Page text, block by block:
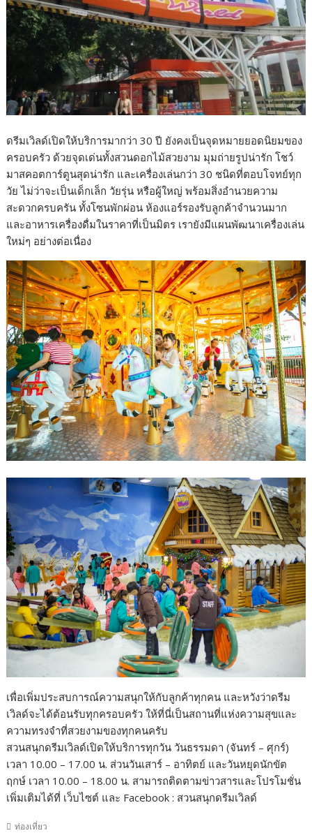
ดรีมเวิลด์เปิดให้บริการมากว่า 30 ปี ยังคงเป็นจุดหมายยอดนิยมของ
ครอบครัว ด้วยจุดเด่นทั้งสวนดอกไม้สวยงาม มุมถ่ายรูปน่ารัก โชว์
มาสคอตการ์ตูนสุดน่ารัก และเครื่องเล่นกว่า 30 ชนิดที่ตอบโจทย์ทุก
วัย ไม่ว่าจะเป็นเด็กเล็ก วัยรุ่น หรือผู้ใหญ่ พร้อมสิ่งอำนวยความ
สะดวกครบครัน ทั้งโซนพักผ่อน ห้องแอร์รองรับลูกค้าจำนวนมาก
และอาหารเครื่องดื่มในราคาที่เป็นมิตร เรายังมีแผนพัฒนาเครื่องเล่น
ใหม่ๆ อย่างต่อเนื่อง
เพื่อเพิ่มประสบการณ์ความสนุกให้กับลูกค้าทุกคน และหวังว่าดรีม
เวิลด์จะได้ต้อนรับทุกครอบครัว ให้ที่นี่เป็นสถานที่แห่งความสุขและ
ความทรงจำที่สวยงามของทุกคนครับ
สวนสนุกดรีมเวิลด์เปิดให้บริการทุกวัน วันธรรมดา (จันทร์ – ศุกร์)
เวลา 10.00 – 17.00 น. ส่วนวันเสาร์ – อาทิตย์ และวันหยุดนักขัต
ฤกษ์ เวลา 10.00 – 18.00 น. สามารถติดตามข่าวสารและโปรโมชั่น
เพิ่มเติมได้ที่ เว็บไซต์ และ Facebook : สวนสนุกดรีมเวิลด์
ท่องเที่ยว